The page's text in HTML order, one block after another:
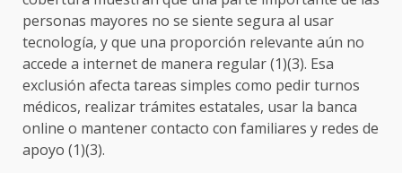
personas mayores no se siente segura al usar
tecnología, y que una proporción relevante aún no
accede a internet de manera regular (1)(3). Esa
exclusión afecta tareas simples como pedir turnos
médicos, realizar trámites estatales, usar la banca
online o mantener contacto con familiares y redes de
apoyo (1)(3).